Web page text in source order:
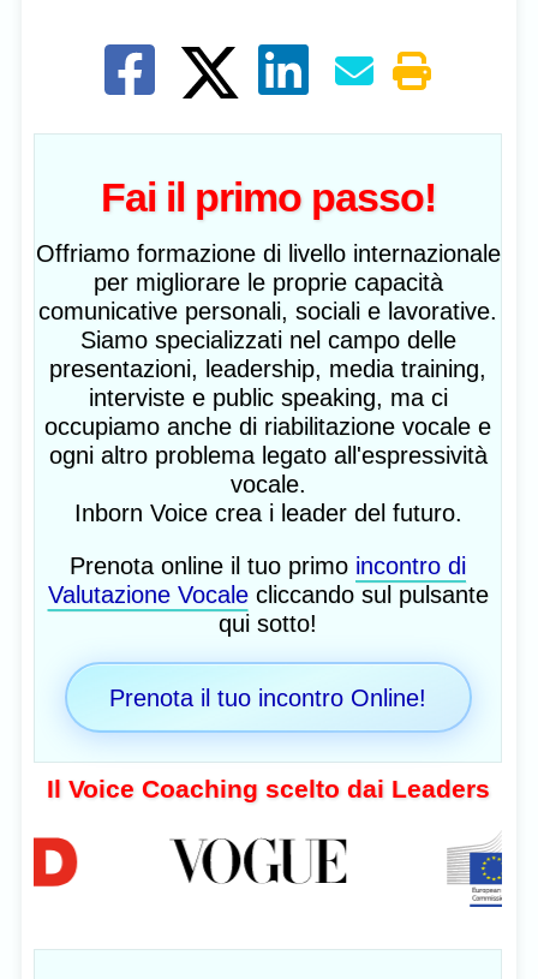
Fai il primo passo!
Offriamo formazione di livello internazionale
per migliorare le proprie capacità
comunicative personali, sociali e lavorative.
Siamo specializzati nel campo delle
presentazioni, leadership, media training,
interviste e public speaking, ma ci
occupiamo anche di riabilitazione vocale e
ogni altro problema legato all'espressività
vocale.
Inborn Voice crea i leader del futuro.
Prenota online il tuo primo incontro di
Valutazione Vocalecliccando sul pulsante
qui sotto!
Prenota il tuo incontro Online!
Il Voice Coaching scelto dai Leaders